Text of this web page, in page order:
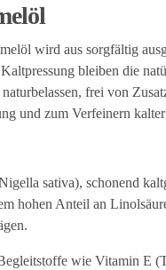
wird aus sorgfältig
bleiben die
frei von
und zum Verfeinern
sativa), schonend
hohen Anteil an
wie Vitamin E